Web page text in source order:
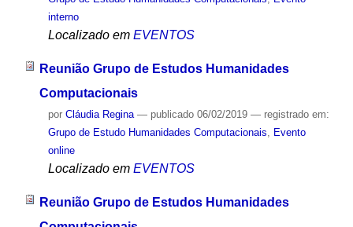
interno
Localizado em EVENTOS
Reunião Grupo de Estudos Humanidades
Computacionais
por Cláudia Regina — publicado06/02/2019 — registrado em:
Grupo de Estudo Humanidades Computacionais
Evento
online
Localizado em EVENTOS
Reunião Grupo de Estudos Humanidades